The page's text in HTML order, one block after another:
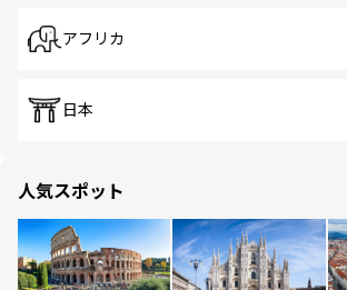
アフリカ
日本
人気スポット